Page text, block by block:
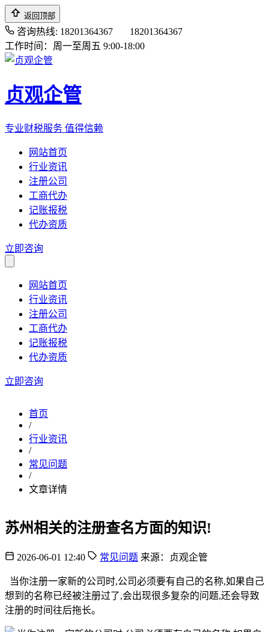
返回顶部
咨询热线: 18201364367
18201364367
工作时间：周一至周五 9:00-18:00
贞观企管
专业财税服务 值得信赖
网站首页
行业资讯
注册公司
工商代办
记账报税
代办资质
立即咨询
网站首页
行业资讯
注册公司
工商代办
记账报税
代办资质
立即咨询
首页
/
行业资讯
/
常见问题
/
文章详情
苏州相关的注册查名方面的知识!
2026-06-01 12:40 常见问题 来源：贞观企管
当你注册一家新的公司时,公司必须要有自己的名称,如果自己
想到的名称已经被注册过了,会出现很多复杂的问题,还会导致
注册的时间往后拖长。